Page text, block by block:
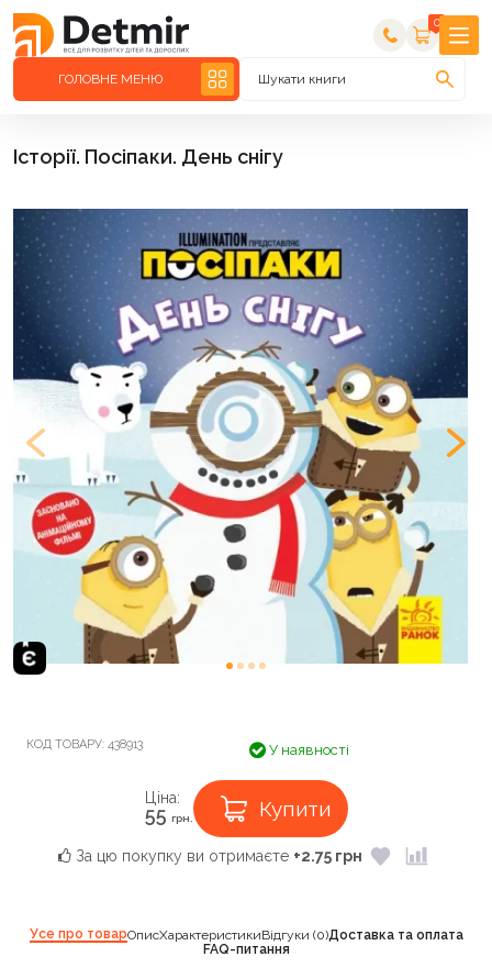
0
ГОЛОВНЕ МЕНЮ Шукати книги
Історії. Посіпаки. День снігу
КОД ТОВАРУ: 438913 У наявності
Ціна:
55 грн. Купити
За цю покупку ви отримаєте +2.75 грн
Усе про товарОписХарактеристикиВідгуки (0)Доставка та оплата
FAQ-питання